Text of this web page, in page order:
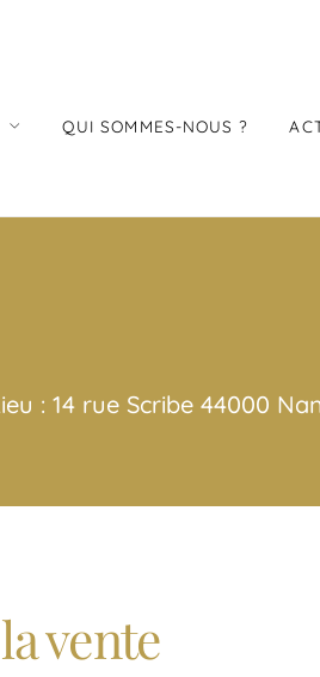
QUI SOMMES-NOUS ?
: 14 rue Scribe 44000
vente